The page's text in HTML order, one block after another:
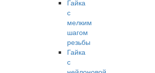
Гайка
с
мелким
шагом
резьбы
Гайка
с